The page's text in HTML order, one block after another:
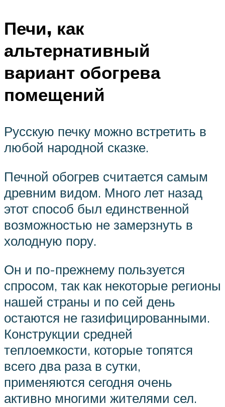
Печи, как
альтернативный
вариант обогрева
помещений
Русскую печку можно встретить в
любой народной сказке.
Печной обогрев считается самым
древним видом. Много лет назад
этот способ был единственной
возможностью не замерзнуть в
холодную пору.
Он и по-прежнему пользуется
спросом, так как некоторые регионы
нашей страны и по сей день
остаются не газифицированными.
Конструкции средней
теплоемкости, которые топятся
всего два раза в сутки,
применяются сегодня очень
активно многими жителями сел.